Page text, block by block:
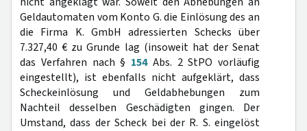
Geldautomaten vom Konto G. die Einlösung des an
die Firma K. GmbH adressierten Schecks über
7.327,40 € zu Grunde lag (insoweit hat der Senat
das Verfahren nach § 154Abs. 2 StPO vorläufig
eingestellt), ist ebenfalls nicht aufgeklärt, dass
Scheckeinlösung und Geldabhebungen zum
Nachteil desselben Geschädigten gingen. Der
Umstand, dass der Scheck bei der R. S. eingelöst